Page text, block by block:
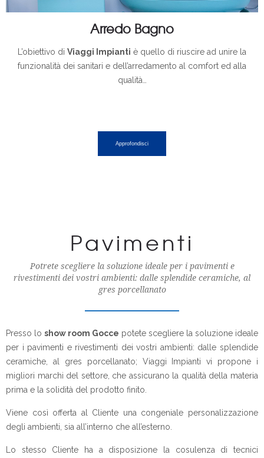
Arredo Bagno
L’obiettivo di Viaggi Impianti è quello di riuscire ad unire la
funzionalità dei sanitari e dell’arredamento al comfort ed alla
qualità…
Approfondisci
Pavimenti
Potrete scegliere la soluzione ideale per i pavimenti e
rivestimenti dei vostri ambienti: dalle splendide ceramiche, al
gres porcellanato
Presso lo show room Gocce potete scegliere la soluzione ideale
per i pavimenti e rivestimenti dei vostri ambienti: dalle splendide
ceramiche, al gres porcellanato; Viaggi Impianti vi propone i
migliori marchi del settore, che assicurano la qualità della materia
prima e la solidità del prodotto finito.
Viene così offerta al Cliente una congeniale personalizzazione
degli ambienti, sia all’interno che all’esterno.
Lo stesso Cliente ha a disposizione la cosulenza di tecnici